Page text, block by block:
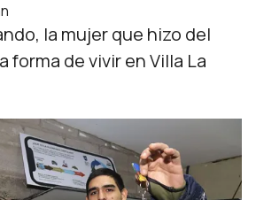
la mujer que hizo del
forma de vivir en Villa La